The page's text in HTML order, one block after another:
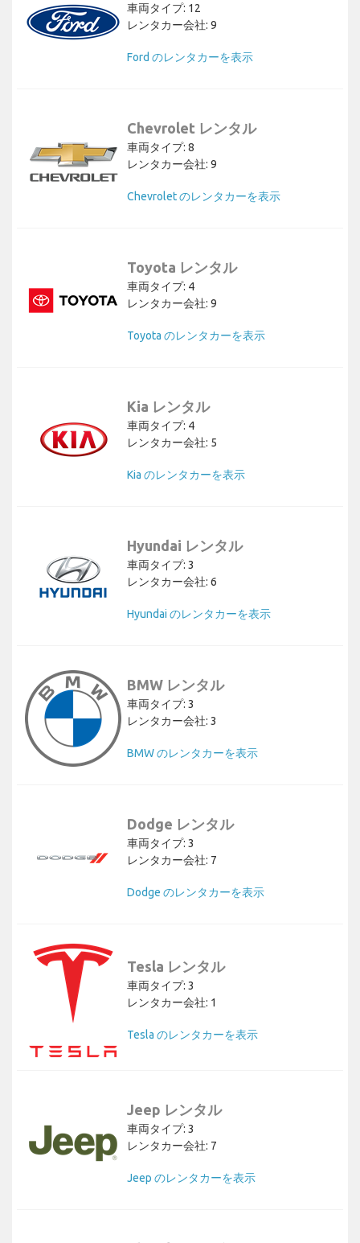
車両タイプ: 12
レンタカー会社: 9
Ford のレンタカーを表示
Chevrolet レンタル
車両タイプ: 8
レンタカー会社: 9
Chevrolet のレンタカーを表示
Toyota レンタル
車両タイプ: 4
レンタカー会社: 9
Toyota のレンタカーを表示
Kia レンタル
車両タイプ: 4
レンタカー会社: 5
Kia のレンタカーを表示
Hyundai レンタル
車両タイプ: 3
レンタカー会社: 6
Hyundai のレンタカーを表示
BMW レンタル
車両タイプ: 3
レンタカー会社: 3
BMW のレンタカーを表示
Dodge レンタル
車両タイプ: 3
レンタカー会社: 7
Dodge のレンタカーを表示
Tesla レンタル
車両タイプ: 3
レンタカー会社: 1
Tesla のレンタカーを表示
Jeep レンタル
車両タイプ: 3
レンタカー会社: 7
Jeep のレンタカーを表示